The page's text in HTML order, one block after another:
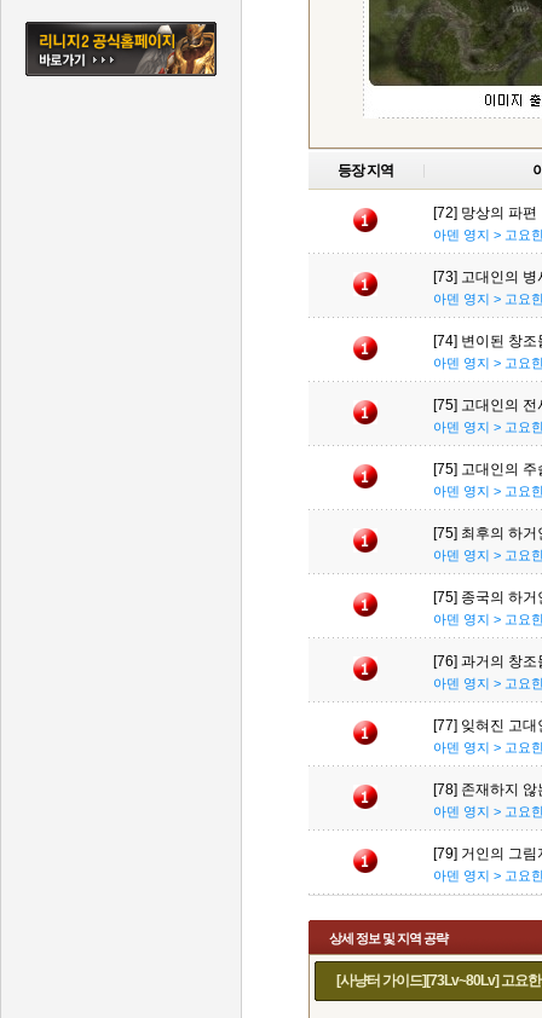
등장 지역
[72] 망상의 파편
아덴 영지 > 고요
[73] 고대인의 병
아덴 영지 > 고요
[74] 변이된 창조
아덴 영지 > 고요
[75] 고대인의 전
아덴 영지 > 고요
[75] 고대인의 주
아덴 영지 > 고요
[75] 최후의 하거
아덴 영지 > 고요
[75] 종국의 하거
아덴 영지 > 고요
[76] 과거의 창조
아덴 영지 > 고요
[77] 잊혀진 고대
아덴 영지 > 고요
[78] 존재하지 않
아덴 영지 > 고요
[79] 거인의 그림
아덴 영지 > 고요
상세 정보 및 지역 공략
[사냥터 가이드][73Lv~80Lv] 고요